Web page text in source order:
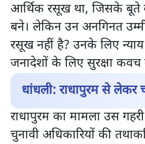
आर्थिक रसूख था, जिसके बूते
बने। लेकिन उन अनगिनत
रसूख नहीं है? उनके लिए
जनादेशों के लिए सुरक्षा कवच
धांधली: राधापुरम से लेकर
राधापुरम का मामला उस
चुनावी अधिकारियों की